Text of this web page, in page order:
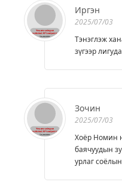
Иргэн
2025/07/03
Тэнэглэж
зүгээр
Зочин
2025/07/03
Хоёр Номин
баячуудын
урлаг